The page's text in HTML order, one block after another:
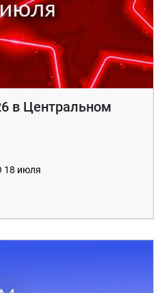
в Центральном
18 июля